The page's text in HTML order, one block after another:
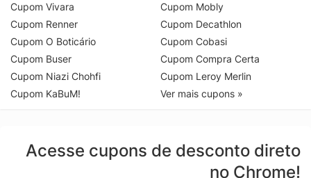
Cupom Vivara
Cupom Renner
Cupom O Boticário
Cupom Buser
Cupom Niazi Chohfi
Cupom KaBuM!
Cupom Mobly
Cupom Decathlon
Cupom Cobasi
Cupom Compra Certa
Cupom Leroy Merlin
Ver mais cupons »
Acesse cupons de desconto direto
no Chrome!